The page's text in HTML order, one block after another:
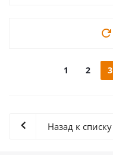
1 2 3
Назад к списку